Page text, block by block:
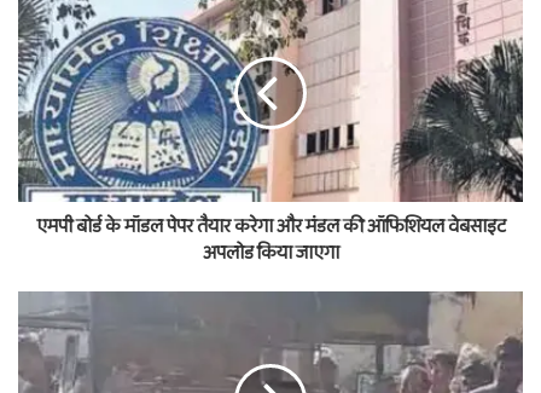
एमपी बोर्ड के मॉडल पेपर तैयार करेगा और मंडल की ऑफिशियल वेबसाइट
अपलोड किया जाएगा